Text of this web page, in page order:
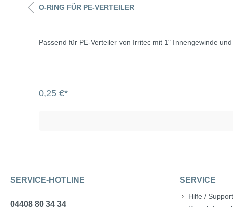
O-RING FÜR PE-VERTEILER
Passend für PE-Verteiler von Irritec mit 1" Innengewinde
0,25 €*
SERVICE-HOTLINE
04408 80 34 34
SERVICE
Hilfe / Support